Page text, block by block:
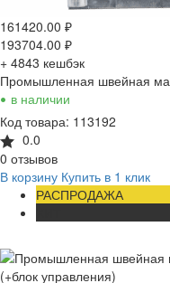
161420.00 ₽
193704.00 ₽
+ 4843 кешбэк
Промышленная швейная
• в наличии
Код товара: 113192
0.0
0 отзывов
В корзину Купить в 1 клик
РАСПРОДАЖА